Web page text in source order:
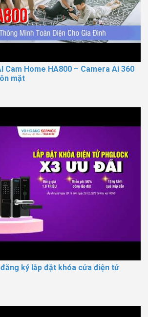
Cam Home HA800 – Camera Ai 360
mặt
ký lắp đặt khóa cửa điện tử